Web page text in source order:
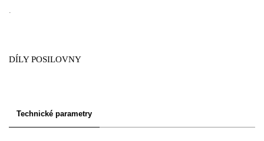
.
DÍLY POSILOVNY
Technické parametry